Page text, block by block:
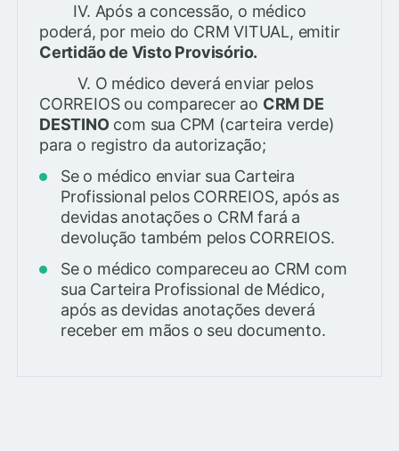
IV. Após a concessão, o médico
poderá, por meio do CRM VITUAL, emitir
Certidão de Visto Provisório.
V. O médico deverá enviar pelos
CORREIOS ou comparecer ao CRM DE
DESTINO com sua CPM (carteira verde)
para o registro da autorização;
Se o médico enviar sua Carteira
Profissional pelos CORREIOS, após as
devidas anotações o CRM fará a
devolução também pelos CORREIOS.
Se o médico compareceu ao CRM com
sua Carteira Profissional de Médico,
após as devidas anotações deverá
receber em mãos o seu documento.